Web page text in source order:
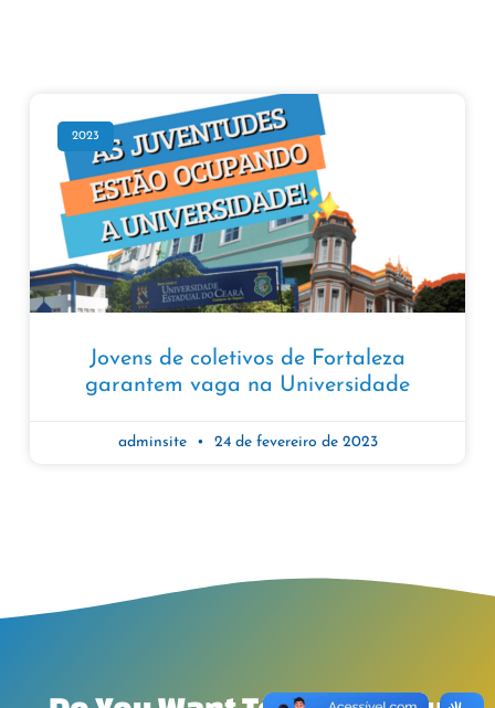
2023
Jovens de coletivos de Fortaleza
garantem vaga na Universidade
adminsite 24 de fevereiro de 2023